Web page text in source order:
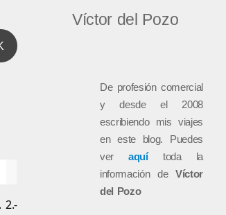
2.-
Víctor del Pozo
De profesión comercial
y desde el 2008
escribiendo mis viajes
en este blog. Puedes
veraquítoda la
información de Víctor
del Pozo